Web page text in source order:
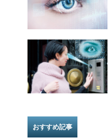
おすすめ記事